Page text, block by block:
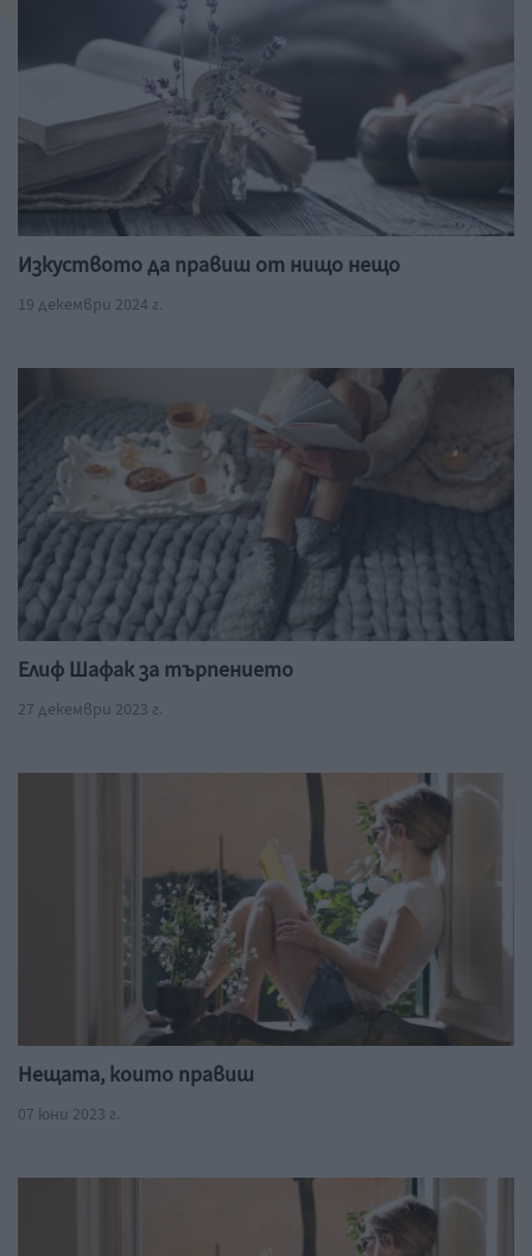
Изкуството да правиш от нищо нещо
19 декември 2024 г.
Елиф Шафак за търпението
27 декември 2023 г.
Нещата, които правиш
07 юни 2023 г.